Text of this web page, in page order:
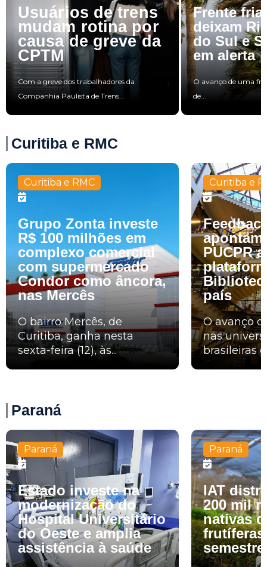
Usuários de trens
mudam rotina por
causa de greve da
CPTM
Com a greve dos trabalhadores da
Companhia Paulista de Trens...
Frente
deixam
do Sul e
em alerta
O avanço de uma
de...
Curitiba e RMC
Curitiba e RMC
Grupo Zonta investe
R$ 100 milhões em
complexo comercial
com supermercado
Condor como âncora,
nas Mercês
O bairro Mercês, de
Curitiba, ganha nesta
sexta-feira (12), às...
Curitiba e
PUCPR
país
O avanço
nas
brasileiras
Paraná
Paraná
Estado investe na
modernização do
Hospital Universitário
do Oeste e amplia
assistência à saúde
Paraná
IAT
200 mil
nativas
frutíferas
semestre